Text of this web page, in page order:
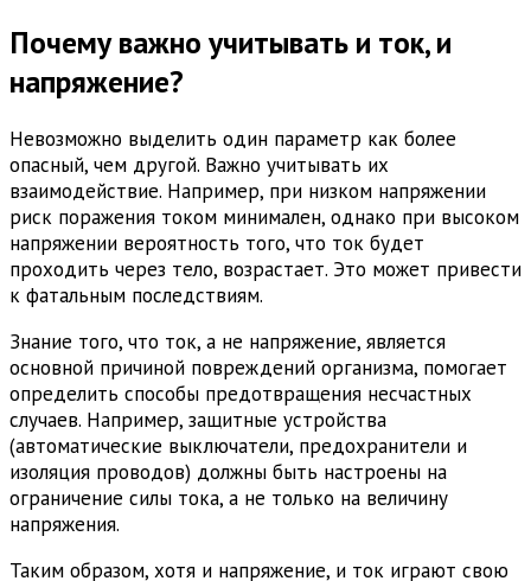
Почему важно учитывать и ток, и
напряжение?
Невозможно выделить один параметр как более
опасный, чем другой. Важно учитывать их
взаимодействие. Например, при низком напряжении
риск поражения током минимален, однако при высоком
напряжении вероятность того, что ток будет
проходить через тело, возрастает. Это может привести
к фатальным последствиям.
Знание того, что ток, а не напряжение, является
основной причиной повреждений организма, помогает
определить способы предотвращения несчастных
случаев. Например, защитные устройства
(автоматические выключатели, предохранители и
изоляция проводов) должны быть настроены на
ограничение силы тока, а не только на величину
напряжения.
Таким образом, хотя и напряжение, и ток играют свою